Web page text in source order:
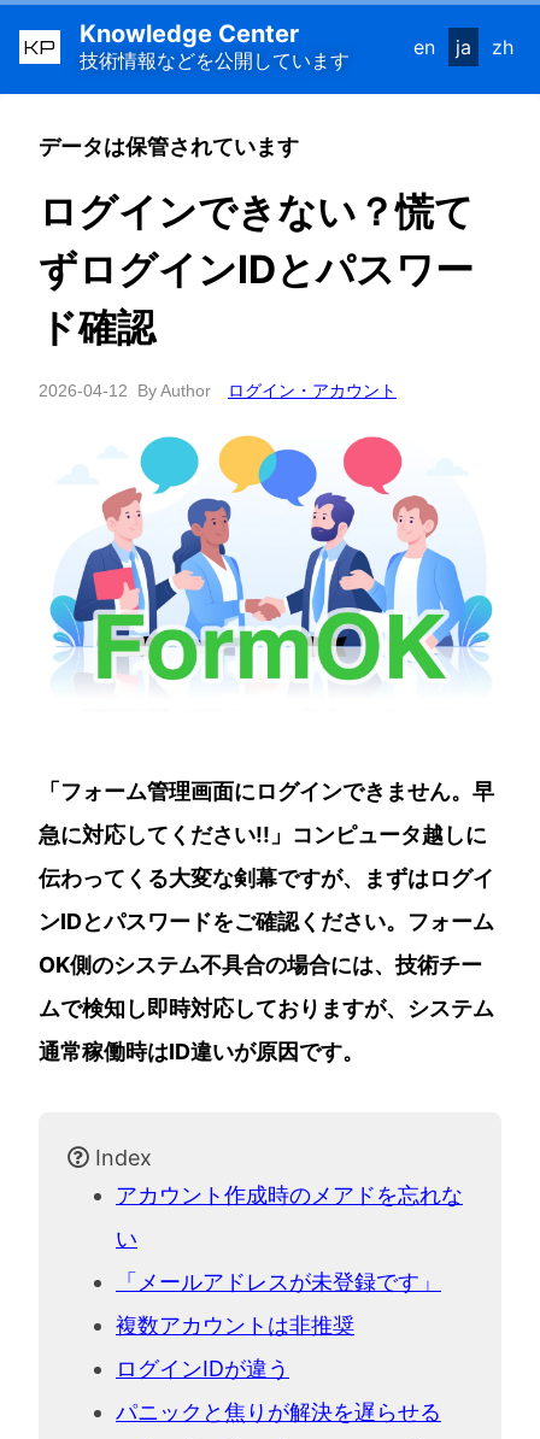
KP Knowledge Center
技術情報などを公開しています
en ja zh
データは保管されています
ログインできない？慌て
ずログインIDとパスワー
ド確認
2026-04-12 By Author ログイン・アカウント
「フォーム管理画面にログインできません。早
急に対応してください!!」コンピュータ越しに
伝わってくる大変な剣幕ですが、まずはログイ
ンIDとパスワードをご確認ください。フォーム
OK側のシステム不具合の場合には、技術チー
ムで検知し即時対応しておりますが、システム
通常稼働時はID違いが原因です。
Index
アカウント作成時のメアドを忘れな
い
「メールアドレスが未登録です」
複数アカウントは非推奨
ログインIDが違う
パニックと焦りが解決を遅らせる